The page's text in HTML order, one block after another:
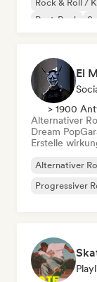
Rock & Roll /
Post-Rock
El
> 1900
Alternativer
Dream Pop
Erstelle
Alternativer
Progressiver